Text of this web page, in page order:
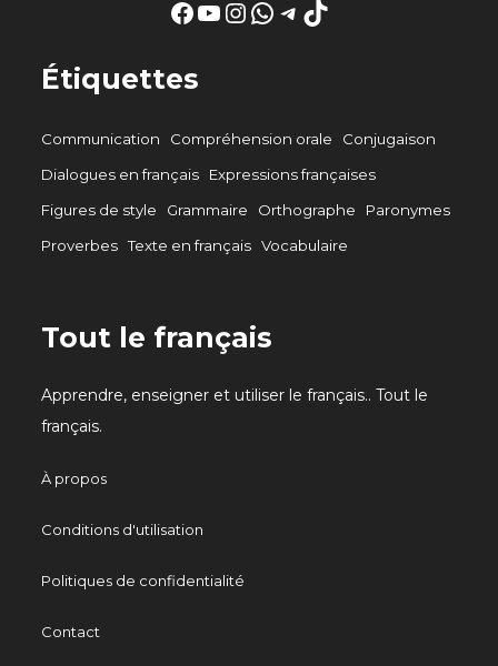
Facebook
YouTube
Instagram
WhatsApp
Telegram
TikTok
Étiquettes
Communication Compréhension orale
Conjugaison
Dialogues en français
Expressions françaises
Figures de style
Grammaire Orthographe
Paronymes
Proverbes Texte en français Vocabulaire
Tout le français
Apprendre, enseigner et utiliser le français.. Tout le
français.
À propos
Conditions d'utilisation
Politiques de confidentialité
Contact